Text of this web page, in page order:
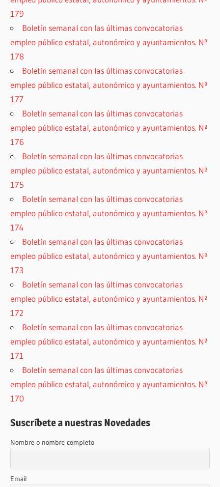
179
Boletín semanal con las últimas convocatorias
empleo público estatal, autonómico y ayuntamientos. Nº
178
Boletín semanal con las últimas convocatorias
empleo público estatal, autonómico y ayuntamientos. Nº
177
Boletín semanal con las últimas convocatorias
empleo público estatal, autonómico y ayuntamientos. Nº
176
Boletín semanal con las últimas convocatorias
empleo público estatal, autonómico y ayuntamientos. Nº
175
Boletín semanal con las últimas convocatorias
empleo público estatal, autonómico y ayuntamientos. Nº
174
Boletín semanal con las últimas convocatorias
empleo público estatal, autonómico y ayuntamientos. Nº
173
Boletín semanal con las últimas convocatorias
empleo público estatal, autonómico y ayuntamientos. Nº
172
Boletín semanal con las últimas convocatorias
empleo público estatal, autonómico y ayuntamientos. Nº
171
Boletín semanal con las últimas convocatorias
empleo público estatal, autonómico y ayuntamientos. Nº
170
Suscríbete a nuestras Novedades
Nombre o nombre completo
Email